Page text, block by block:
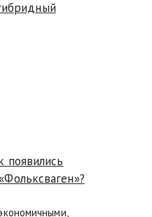
появились